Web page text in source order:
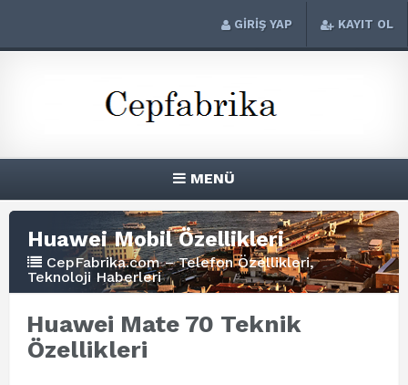
GİRİŞ YAP KAYIT OL
MENÜ
Huawei Mobil Özellikleri
CepFabrika.com – Telefon Özellikleri,
Teknoloji Haberleri
Huawei Mate 70 Teknik
Özellikleri